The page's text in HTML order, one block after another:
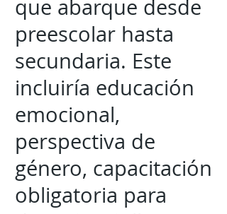
que abarque desde
preescolar hasta
secundaria. Este
incluiría educación
emocional,
perspectiva de
género, capacitación
obligatoria para